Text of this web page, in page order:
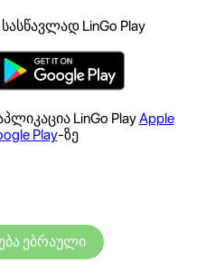
LinGo Play
LinGo PlayApple
Play-ზე
ებრაული